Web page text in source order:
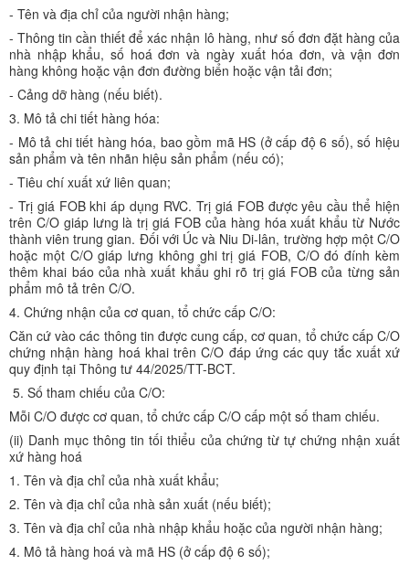
- Tên và địa chỉ của người nhận hàng;
- Thông tin cần thiết để xác nhận lô hàng, như số đơn đặt hàng của
nhà nhập khẩu, số hoá đơn và ngày xuất hóa đơn, và vận đơn
hàng không hoặc vận đơn đường biển hoặc vận tải đơn;
- Cảng dỡ hàng (nếu biết).
3. Mô tả chi tiết hàng hóa:
- Mô tả chi tiết hàng hóa, bao gồm mã HS (ở cấp độ 6 số), số hiệu
sản phẩm và tên nhãn hiệu sản phẩm (nếu có);
- Tiêu chí xuất xứ liên quan;
- Trị giá FOB khi áp dụng RVC. Trị giá FOB được yêu cầu thể hiện
trên C/O giáp lưng là trị giá FOB của hàng hóa xuất khẩu từ Nước
thành viên trung gian. Đối với Úc và Niu Di-lân, trường hợp một C/O
hoặc một C/O giáp lưng không ghi trị giá FOB, C/O đó đính kèm
thêm khai báo của nhà xuất khẩu ghi rõ trị giá FOB của từng sản
phẩm mô tả trên C/O.
4. Chứng nhận của cơ quan, tổ chức cấp C/O:
Căn cứ vào các thông tin được cung cấp, cơ quan, tổ chức cấp C/O
chứng nhận hàng hoá khai trên C/O đáp ứng các quy tắc xuất xứ
quy định tại Thông tư 44/2025/TT-BCT.
5. Số tham chiếu của C/O:
Mỗi C/O được cơ quan, tổ chức cấp C/O cấp một số tham chiếu.
(ii) Danh mục thông tin tối thiểu của chứng từ tự chứng nhận xuất
xứ hàng hoá
1. Tên và địa chỉ của nhà xuất khẩu;
2. Tên và địa chỉ của nhà sản xuất (nếu biết);
3. Tên và địa chỉ của nhà nhập khẩu hoặc của người nhận hàng;
4. Mô tả hàng hoá và mã HS (ở cấp độ 6 số);